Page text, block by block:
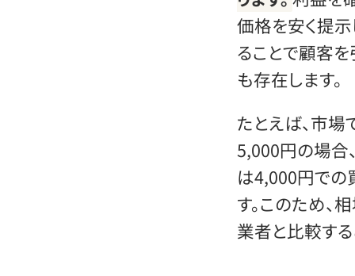
価格を安く提
ることで顧客
も存在します。
たとえば、市
5,000円の場合
は4,000円での
す。このため
業者と比較す